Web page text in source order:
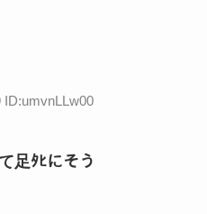
ID:umvnLLw00
足ﾀﾋにそう